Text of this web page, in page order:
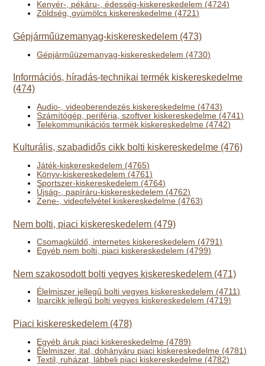
Kenyér-, pékáru-, édesség-kiskereskedelem (4724)
Zöldség, gyümölcs kiskereskedelme (4721)
Gépjárműüzemanyag-kiskereskedelem (473)
Gépjárműüzemanyag-kiskereskedelem (4730)
Információs, híradás-technikai termék kiskereskedelme
(474)
Audio-, videoberendezés kiskereskedelme (4743)
Számítógép, periféria, szoftver kiskereskedelme (4741)
Telekommunikációs termék kiskereskedelme (4742)
Kulturális, szabadidős cikk bolti kiskereskedelme (476)
Játék-kiskereskedelem (4765)
Könyv-kiskereskedelem (4761)
Sportszer-kiskereskedelem (4764)
Újság-, papíráru-kiskereskedelem (4762)
Zene-, videofelvétel kiskereskedelme (4763)
Nem bolti, piaci kiskereskedelem (479)
Csomagküldő, internetes kiskereskedelem (4791)
Egyéb nem bolti, piaci kiskereskedelem (4799)
Nem szakosodott bolti vegyes kiskereskedelem (471)
Élelmiszer jellegű bolti vegyes kiskereskedelem (4711)
Iparcikk jellegű bolti vegyes kiskereskedelem (4719)
Piaci kiskereskedelem (478)
Egyéb áruk piaci kiskereskedelme (4789)
Élelmiszer, ital, dohányáru piaci kiskereskedelme (4781)
Textil, ruházat, lábbeli piaci kiskereskedelme (4782)